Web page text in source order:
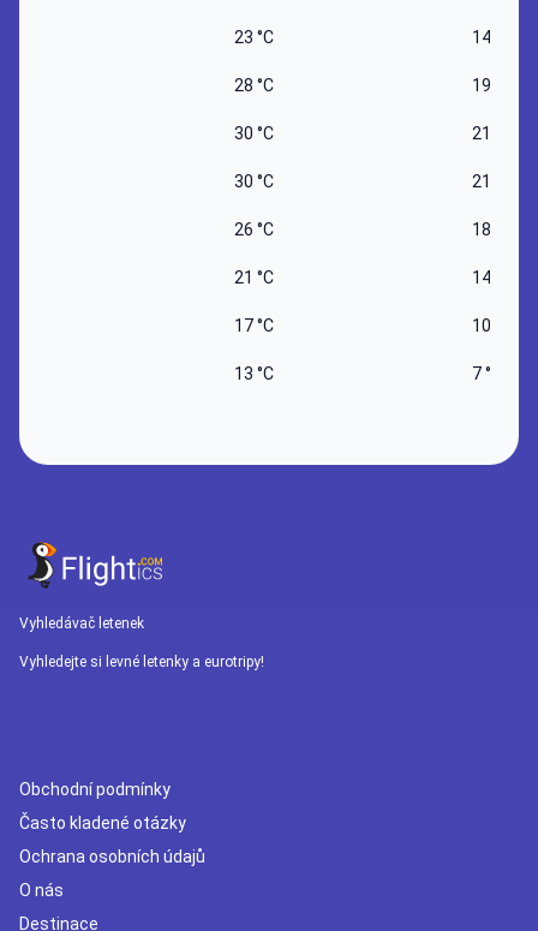
23 °C 14 °C
28 °C 19 °C
30 °C 21 °C
30 °C 21 °C
26 °C 18 °C
21 °C 14 °C
17 °C 10 °C
13 °C 7 °C
Vyhledávač letenek
Vyhledejte si levné letenky a eurotripy!
Obchodní podmínky
Často kladené otázky
Ochrana osobních údajů
O nás
Destinace